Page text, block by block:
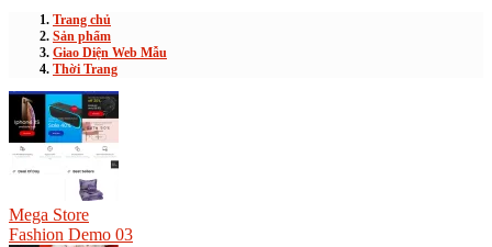
Trang chủ
Sản phẩm
Giao Diện Web Mẫu
Thời Trang
Mega Store
Fashion Demo 03